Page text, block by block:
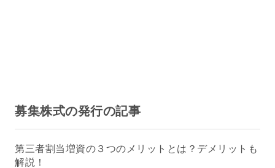
募集株式の発行の記事
第三者割当増資の３つのメリットとは？デメリットも
解説！